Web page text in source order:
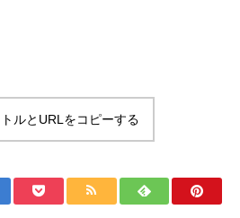
ルとURLをコピーする